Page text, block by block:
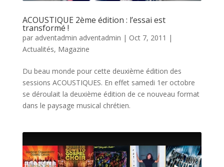
ACOUSTIQUE 2ème édition : l’essai est
transformé !
par adventadmin adventadmin | Oct 7, 2011 |
Actualités, Magazine
Du beau monde pour cette deuxième édition des
sessions ACOUSTIQUES. En effet samedi 1er octobre
se déroulait la deuxième édition de ce nouveau format
dans le paysage musical chrétien.